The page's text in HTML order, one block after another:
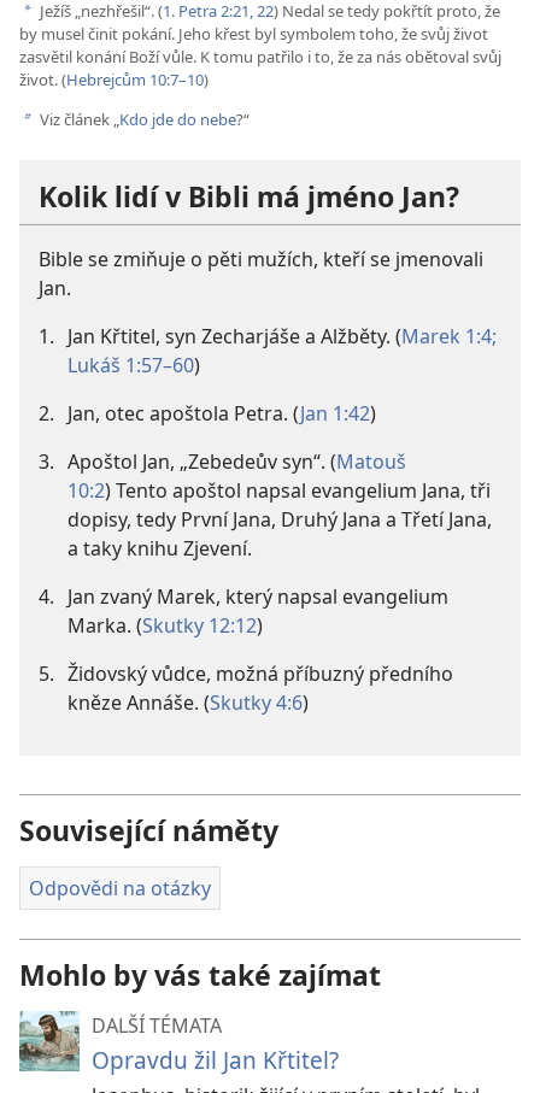
a Ježíš „nezhřešil“. (1. Petra 2:21, 22) Nedal se tedy pokřtít proto, že
by musel činit pokání. Jeho křest byl symbolem toho, že svůj život
zasvětil konání Boží vůle. K tomu patřilo i to, že za nás obětoval svůj
život. (Hebrejcům 10:7–10)
b Viz článek „Kdo jde do nebe?“
Kolik lidí v Bibli má jméno Jan?
Bible se zmiňuje o pěti mužích, kteří se jmenovali
Jan.
1. Jan Křtitel, syn Zecharjáše a Alžběty. (Marek 1:4;
Lukáš 1:57–60)
2. Jan, otec apoštola Petra. (Jan 1:42)
3. Apoštol Jan, „Zebedeův syn“. (Matouš
10:2) Tento apoštol napsal evangelium Jana, tři
dopisy, tedy První Jana, Druhý Jana a Třetí Jana,
a taky knihu Zjevení.
4. Jan zvaný Marek, který napsal evangelium
Marka. (Skutky 12:12)
5. Židovský vůdce, možná příbuzný předního
kněze Annáše. (Skutky 4:6)
Související náměty
Odpovědi na otázky
Mohlo by vás také zajímat
DALŠÍ TÉMATA
Opravdu žil Jan Křtitel?